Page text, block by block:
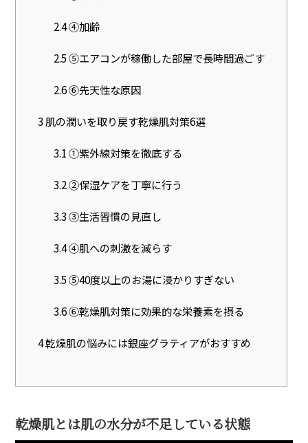
2.4④加齢
2.5⑤エアコンが稼働した部屋で長時間過ごす
2.6⑥先天性な原因
3 肌の潤いを取り戻す乾燥肌対策6選
3.1①紫外線対策を徹底する
3.2②保湿ケアを丁寧に行う
3.3③生活習慣の見直し
3.4④肌への刺激を減らす
3.5⑤40度以上のお湯に浸かりすぎない
3.6⑥乾燥肌対策に効果的な栄養素を摂る
4乾燥肌の悩みには銀座グラティアがおすすめ
乾燥肌とは肌の水分が不足している状態